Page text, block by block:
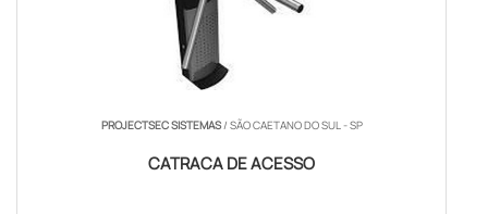
PROJECTSEC SISTEMAS/ SÃO CAETANO DO SUL - SP
CATRACA DE ACESSO